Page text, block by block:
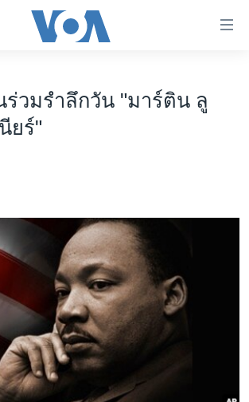
ษ
ร่วมรำลึกวัน "มาร์ติน ลู
ยร์"